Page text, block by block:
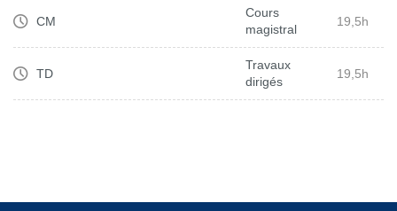
CM
Cours
magistral
19,5h
TD
Travaux
dirigés
19,5h